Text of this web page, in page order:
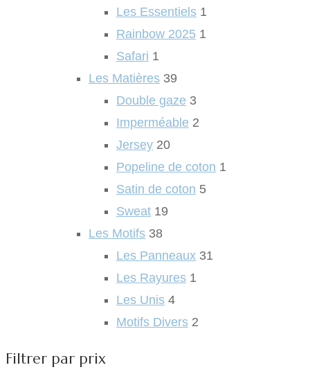
Les Essentiels 1
Rainbow 2025 1
Safari 1
Les Matières 39
Double gaze 3
Imperméable 2
Jersey 20
Popeline de coton 1
Satin de coton 5
Sweat 19
Les Motifs 38
Les Panneaux 31
Les Rayures 1
Les Unis 4
Motifs Divers 2
Filtrer par prix